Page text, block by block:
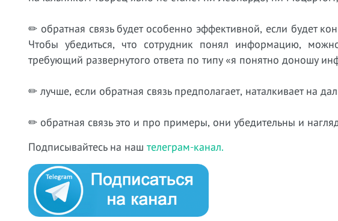
✏ обратная связь будет особенно эффективной, если будет
Чтобы убедиться, что сотрудник понял информацию,
требующий развернутого ответа по типу «я понятно доношу
✏ лучше, если обратная связь предполагает, наталкивает на
✏ обратная связь это и про примеры, они убедительны и
Подписывайтесь на наш телеграм-канал.